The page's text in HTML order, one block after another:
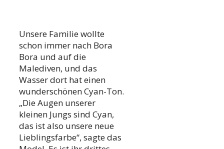
Unsere Familie wollte
schon immer nach Bora
Bora und auf die
Malediven, und das
Wasser dort hat einen
wunderschönen Cyan-Ton.
„Die Augen unserer
kleinen Jungs sind Cyan,
das ist also unsere neue
Lieblingsfarbe“, sagte das